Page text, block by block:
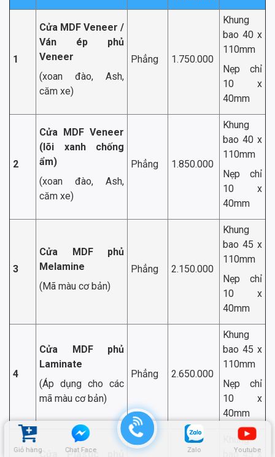
Giỏ hàng Chat Face Zalo Youtube
1
Cửa MDF Veneer /
Ván ép phủ
Veneer
(xoan đào, Ash,
căm xe)
Phẳng 1.750.000
Khung
bao 40 x
110mm
Nẹp chỉ
10 x
40mm
2
Cửa MDF Veneer
(lõi xanh chống
ẩm)
(xoan đào, Ash,
căm xe)
Phẳng 1.850.000
Khung
bao 40 x
110mm
Nẹp chỉ
10 x
40mm
3
Cửa MDF phủ
Melamine
(Mã màu cơ bản)
Phẳng 2.150.000
Khung
bao 45 x
110mm
Nẹp chỉ
10 x
40mm
4
Cửa MDF phủ
Laminate
(Áp dụng cho các
mã màu cơ bản)
Phẳng 2.650.000
Khung
bao 45 x
110mm
Nẹp chỉ
10 x
40mm
Cửa Plastic phủ
Khung
bao 45 x